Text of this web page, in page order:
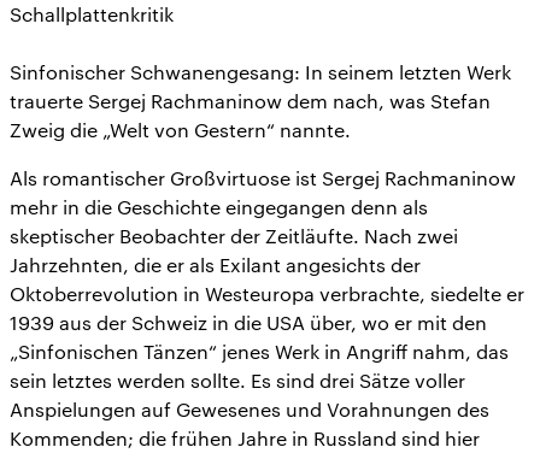
Schallplattenkritik
Sinfonischer Schwanengesang: In seinem letzten Werk
trauerte Sergej Rachmaninow dem nach, was Stefan
Zweig die „Welt von Gestern“ nannte.
Als romantischer Großvirtuose ist Sergej Rachmaninow
mehr in die Geschichte eingegangen denn als
skeptischer Beobachter der Zeitläufte. Nach zwei
Jahrzehnten, die er als Exilant angesichts der
Oktoberrevolution in Westeuropa verbrachte, siedelte er
1939 aus der Schweiz in die USA über, wo er mit den
„Sinfonischen Tänzen“ jenes Werk in Angriff nahm, das
sein letztes werden sollte. Es sind drei Sätze voller
Anspielungen auf Gewesenes und Vorahnungen des
Kommenden; die frühen Jahre in Russland sind hier